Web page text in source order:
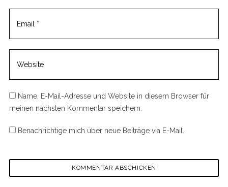
Name, E-Mail-Adresse und Website in diesem Browser für
meinen nächsten Kommentar speichern.
Benachrichtige mich über neue Beiträge via E-Mail.